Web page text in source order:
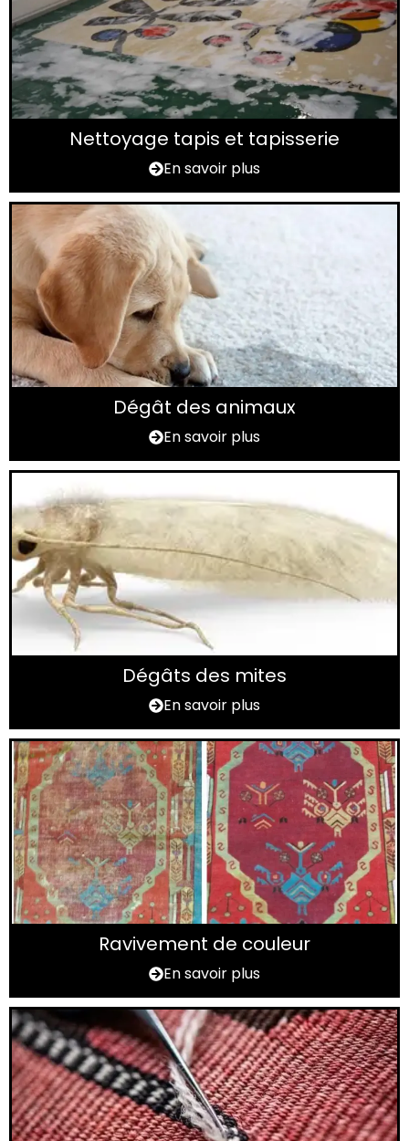
Nettoyage tapis et tapisserie
En savoir plus
Dégât des animaux
En savoir plus
Dégâts des mites
En savoir plus
Ravivement de couleur
En savoir plus